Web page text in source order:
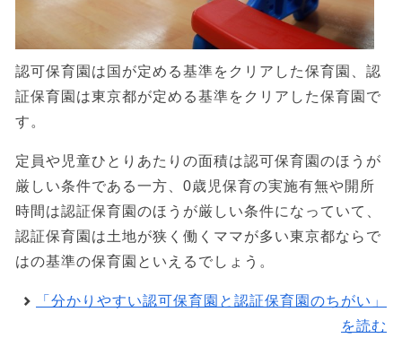
認可保育園は国が定める基準をクリアした保育園、認
証保育園は東京都が定める基準をクリアした保育園で
す。
定員や児童ひとりあたりの面積は認可保育園のほうが
厳しい条件である一方、0歳児保育の実施有無や開所
時間は認証保育園のほうが厳しい条件になっていて、
認証保育園は土地が狭く働くママが多い東京都ならで
はの基準の保育園といえるでしょう。
「分かりやすい認可保育園と認証保育園のちがい」
を読む